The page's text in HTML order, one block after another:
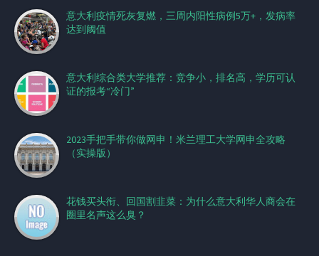
意大利疫情死灰复燃，三周内阳性病例5万+，发病率
达到阈值
意大利综合类大学推荐：竞争小，排名高，学历可认
证的报考“冷门”
2023手把手带你做网申！米兰理工大学网申全攻略
（实操版）
花钱买头衔、回国割韭菜：为什么意大利华人商会在
圈里名声这么臭？